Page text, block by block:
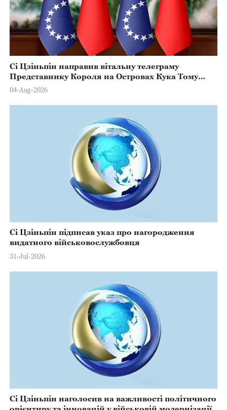
Сі Цзіньпін направив вітальну телеграму
Представнику Короля на Островах Кука Тому
Марстерсу з нагоди Дня Конституції
04-Aug-2026
Сі Цзіньпін підписав указ про нагородження
видатного військовослужбовця
31-Jul-2026
Сі Цзіньпін наголосив на важливості політичного